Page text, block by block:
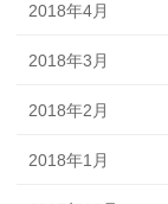
2018年4月
2018年3月
2018年2月
2018年1月